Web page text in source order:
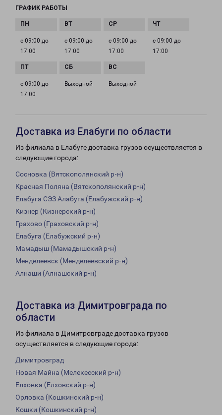
ГРАФИК РАБОТЫ
с 09:00 до
17:00
с 09:00 до
17:00
с 09:00 до
17:00
с 09:00 до
17:00
с 09:00 до
17:00
Выходной Выходной
Доставка из Елабуги по области
Из филиала в Елабуге доставка грузов осуществляется в
следующие города:
Сосновка (Вятскополянский р-н)
Красная Поляна (Вятскополянский р-н)
Елабуга СЭЗ Алабуга (Елабужский р-н)
Кизнер (Кизнерский р-н)
Грахово (Граховский р-н)
Елабуга (Елабужский р-н)
Мамадыш (Мамадышский р-н)
Менделеевск (Менделеевский р-н)
Алнаши (Алнашский р-н)
Доставка из Димитровграда по
области
Из филиала в Димитровграде доставка грузов
осуществляется в следующие города:
Димитровград
Новая Майна (Мелекесский р-н)
Елховка (Елховский р-н)
Орловка (Кошкинский р-н)
Кошки (Кошкинский р-н)